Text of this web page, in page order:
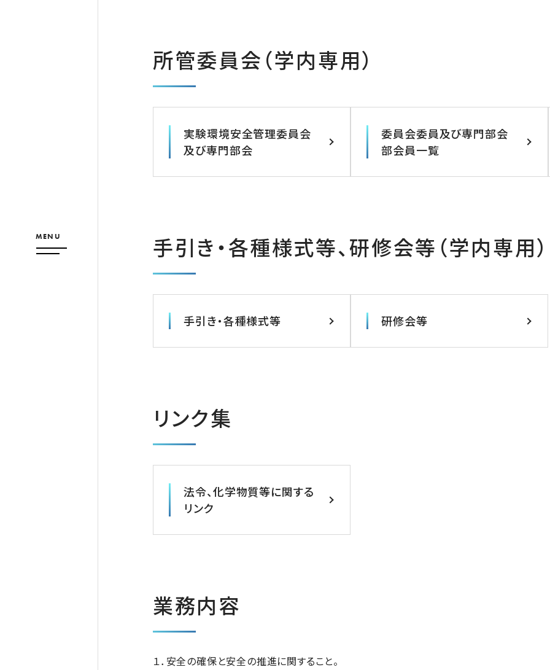
MENU
所管委員会（学内専用）
実験環境安全管理委員会
及び専門部会
委員会委員及び専門部会
部会員一覧
手引き・各種様式等、研修会等（学内専用）
手引き・各種様式等 研修会等
リンク集
法令、化学物質等に関する
リンク
業務内容
１．安全の確保と安全の推進に関すること。